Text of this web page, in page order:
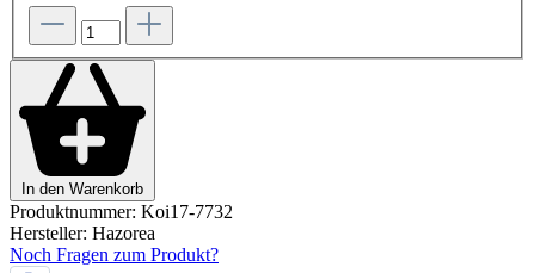
In den Warenkorb
Produktnummer: Koi17-7732
Hersteller: Hazorea
Noch Fragen zum Produkt?